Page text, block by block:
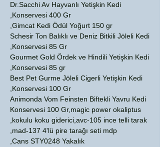
Dr.Sacchi Av Hayvanlı Yetişkin Kedi
Konservesi 400 Gr,
Gimcat Kedi Ödül Yoğurt 150 gr,
Schesir Ton Balıklı ve Deniz Bitkili Jöleli Kedi
Konservesi 85 Gr,
Gourmet Gold Ördek ve Hindili Yetişkin Kedi
Konservesi 85 gr,
Best Pet Gurme Jöleli Cigerli Yetişkin Kedi
Konservesi 100 Gr,
Animonda Vom Feinsten Biftekli Yavru Kedi
Konservesi 100 Gr,magic power okaliptus
kokulu koku giderici,avc-105 ince telli tarak,
mad-137 4'lü pire tarağı seti mdp,
Cans STY0248 Yakalık,